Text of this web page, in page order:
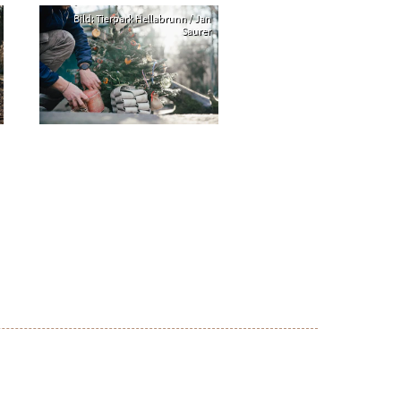
Bild: Tierpark Hellabrunn / Jan
Saurer